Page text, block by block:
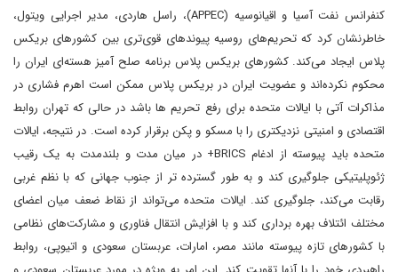
کنفرانس نفت آسیا و اقیانوسیه (APPEC)، راسل هاردی، مدیر اجرایی ویتول،
خاطرنشان کرد که تحریم‌های روسیه پیوندهای قوی‌تری بین کشورهای بریکس
پلاس ایجاد می‌کند. کشورهای بریکس پلاس برنامه صلح آمیز هسته‌ای ایران را
محکوم نکرده‌اند و عضویت ایران در بریکس پلاس ممکن است اهرم فشاری در
مذاکرات آتی با ایالات متحده برای رفع تحریم ها باشد در حالی که تهران روابط
اقتصادی و امنیتی نزدیکتری را با مسکو و پکن برقرار کرده است. در نتیجه، ایالات
متحده باید پیوسته از ادغام BRICS+ در میان مدت و بلندمدت به یک رقیب
ژئوپلیتیکی جلوگیری کند و به طور گسترده ‌تر از جنوب جهانی که با نظم غربی
رقابت می‌کند، جلوگیری کند. ایالات متحده می‌تواند از نقاط ضعف میان اعضای
مختلف ائتلاف بهره‌ برداری کند و با افزایش انتقال فناوری و مشارکت‌های نظامی
با کشورهای تازه ‌پیوسته مانند مصر، امارات، عربستان سعودی و اتیوپی، روابط